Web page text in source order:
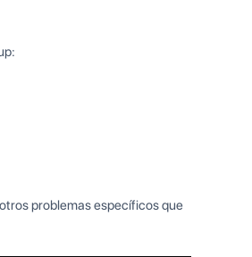
problemas específicos que